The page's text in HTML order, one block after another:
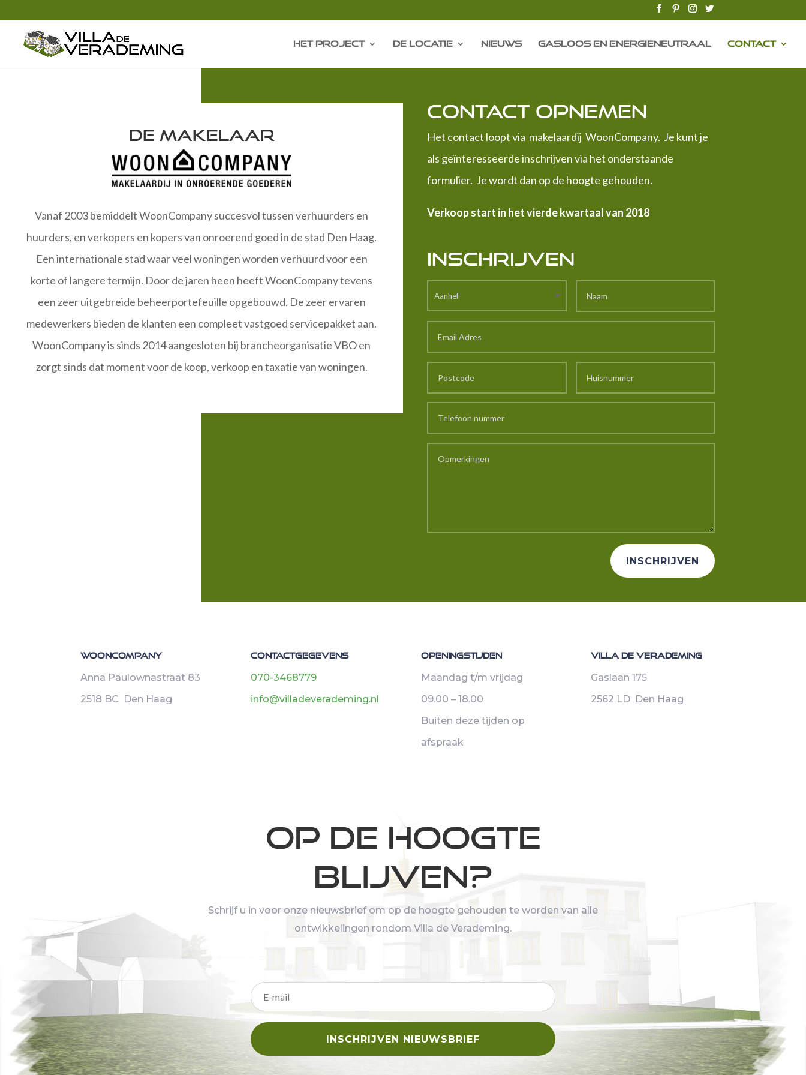
Het Project De Locatie Nieuws Gasloos en energieneutraal Contact
De makelaar
Vanaf 2003 bemiddelt WoonCompany succesvol tussen verhuurders en
huurders, en verkopers en kopers van onroerend goed in de stad Den Haag.
Een internationale stad waar veel woningen worden verhuurd voor een
korte of langere termijn. Door de jaren heen heeft WoonCompany tevens
een zeer uitgebreide beheerportefeuille opgebouwd. De zeer ervaren
medewerkers bieden de klanten een compleet vastgoed servicepakket aan.
WoonCompany is sinds 2014 aangesloten bij brancheorganisatie VBO en
zorgt sinds dat moment voor de koop, verkoop en taxatie van woningen.
Contact opnemen
Het contact loopt via makelaardij WoonCompany. Je kunt je
als geïnteresseerde inschrijven via het onderstaande
formulier. Je wordt dan op de hoogte gehouden.
Verkoop start in het vierde kwartaal van 2018
Inschrijven
INSCHRIJVEN
Wooncompany
Anna Paulownastraat 83
2518 BC Den Haag
Contactgegevens
070-3468779
info@villadeverademing.nl
Openingstijden
Maandag t/m vrijdag
09.00 – 18.00
Buiten deze tijden op
afspraak
Villa de Verademing
Gaslaan 175
2562 LD Den Haag
Op de hoogte
blijven?
Schrijf u in voor onze nieuwsbrief om op de hoogte gehouden te worden van alle
ontwikkelingen rondom Villa de Verademing.
INSCHRIJVEN NIEUWSBRIEF